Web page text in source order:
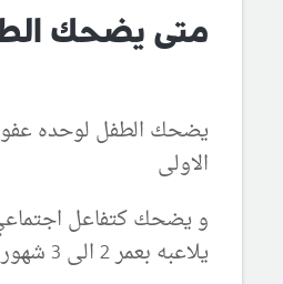
متى يضحك
يضحك الطفل لوحده
الاولى
و يضحك كتفاعل
يلاعبه بعمر 2 الى 3 شهور